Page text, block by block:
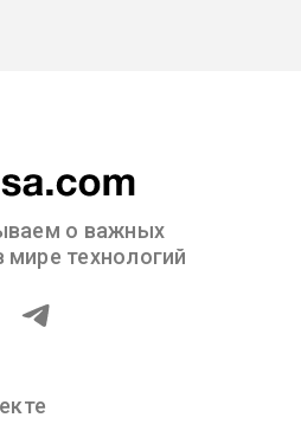
о важных
мире технологий